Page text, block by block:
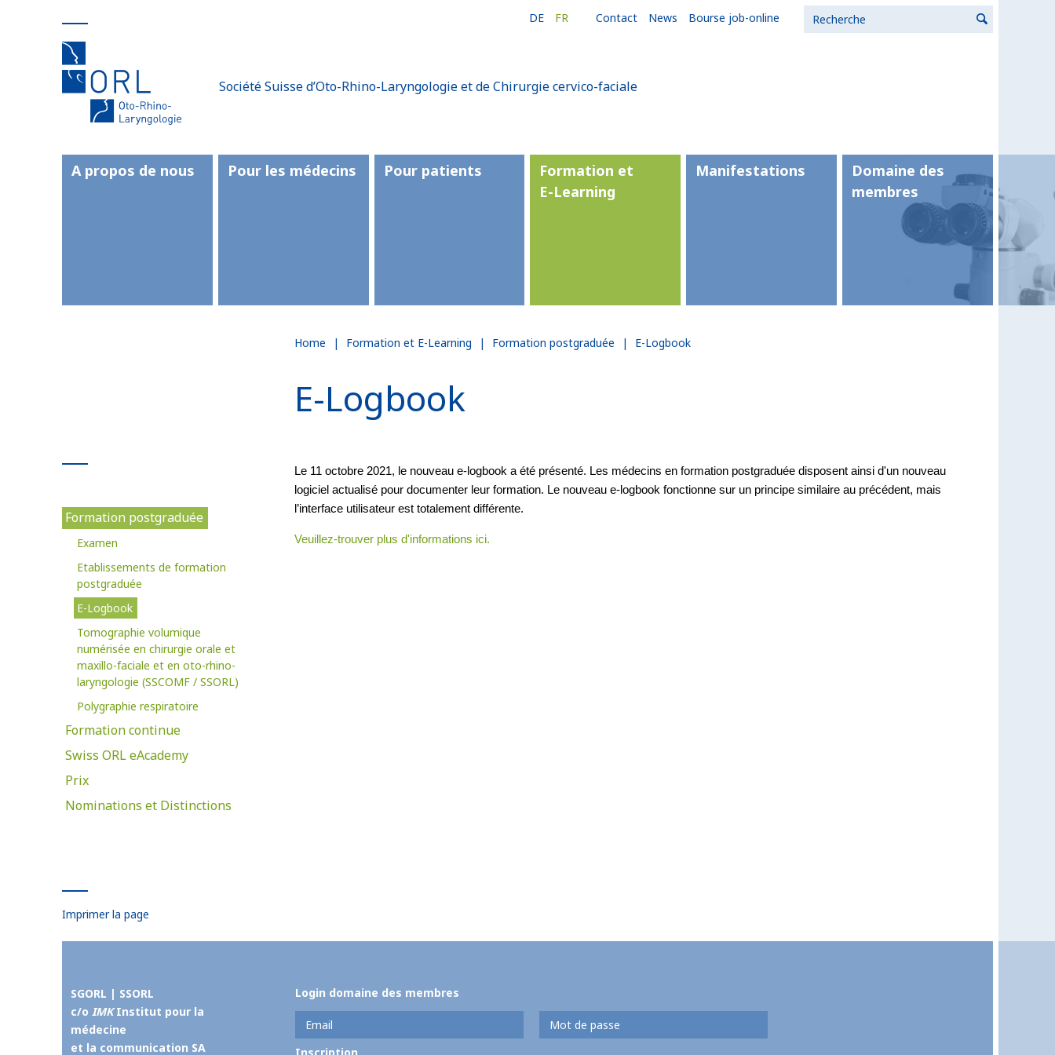
Contact News Bourse job-online
DE FR
Société Suisse d’Oto-Rhino-Laryngologie et de Chirurgie cervico-faciale
A propos de nous Pour les médecins Pour patients
Formation et
E-Learning
Manifestations
Domaine des
membres
Formation postgraduée
Examen
Etablissements de formation
postgraduée
E-Logbook
Tomographie volumique
numérisée en chirurgie orale et
maxillo-faciale et en oto-rhino-
laryngologie (SSCOMF / SSORL)
Polygraphie respiratoire
Formation continue
Swiss ORL eAcademy
Prix
Nominations et Distinctions
Home | Formation et E-Learning | Formation postgraduée | E-Logbook
E-Logbook
Le 11 octobre 2021, le nouveau e-logbook a été présenté. Les médecins en formation postgraduée disposent ainsi d'un nouveau
logiciel actualisé pour documenter leur formation. Le nouveau e-logbook fonctionne sur un principe similaire au précédent, mais
l’interface utilisateur est totalement différente.
Veuillez-trouver plus d'informations ici.
Imprimer la page
SGORL | SSORL
c/o IMKInstitut pour la
médecine
et la communication SA
Login domaine des membres